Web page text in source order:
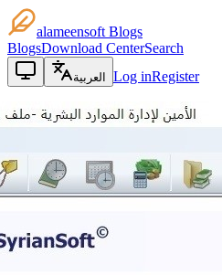
alameensoft Blogs
BlogsDownload CenterSearch
العربية Log inRegister